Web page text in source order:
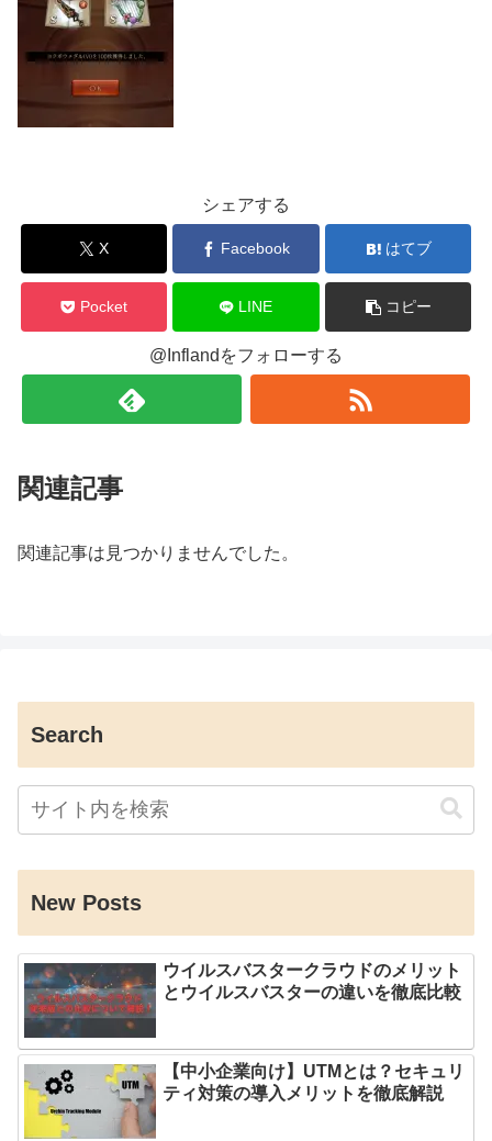
シェアする
X Facebook はてブ
Pocket LINE コピー
@Inflandをフォローする
関連記事
関連記事は見つかりませんでした。
Search
New Posts
ウイルスバスタークラウドのメリット
とウイルスバスターの違いを徹底比較
【中小企業向け】UTMとは？セキュリ
ティ対策の導入メリットを徹底解説